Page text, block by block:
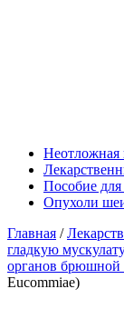
Неотложная
Пособие для
Опухоли
Главная /
гладкую
органов брюшной
Eucommiae)